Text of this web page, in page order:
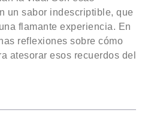
un sabor indescriptible, que
flamante experiencia. En
reflexiones sobre cómo
atesorar esos recuerdos del